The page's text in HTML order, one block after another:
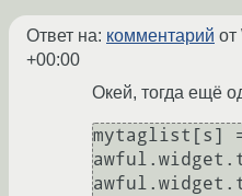
Ответ на: комментарий от
+00:00
Окей, тогда ещё
mytaglist[s]